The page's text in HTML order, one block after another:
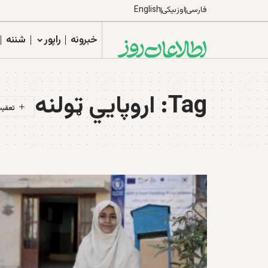
فارسیاوزبیکیEnglish
خبرونه راپور شننه
Tag: اروپایي ټولنه